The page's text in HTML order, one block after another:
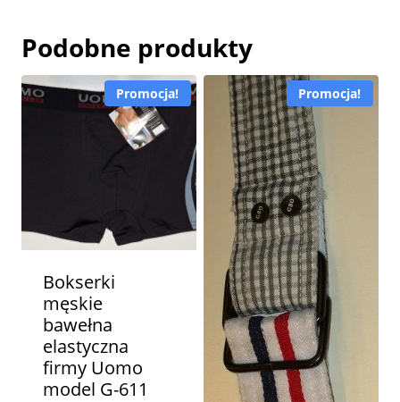
Podobne produkty
Promocja!
Bokserki
męskie
bawełna
elastyczna
firmy Uomo
model G-611
Promocja!